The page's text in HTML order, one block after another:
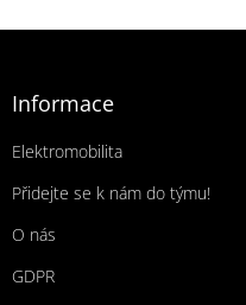
Informace
Elektromobilita
Přidejte se k nám do týmu!
O nás
GDPR